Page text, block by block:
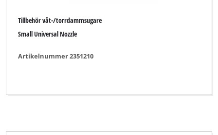
Tillbehör våt-/torrdammsugare
Small Universal Nozzle
Artikelnummer 2351210